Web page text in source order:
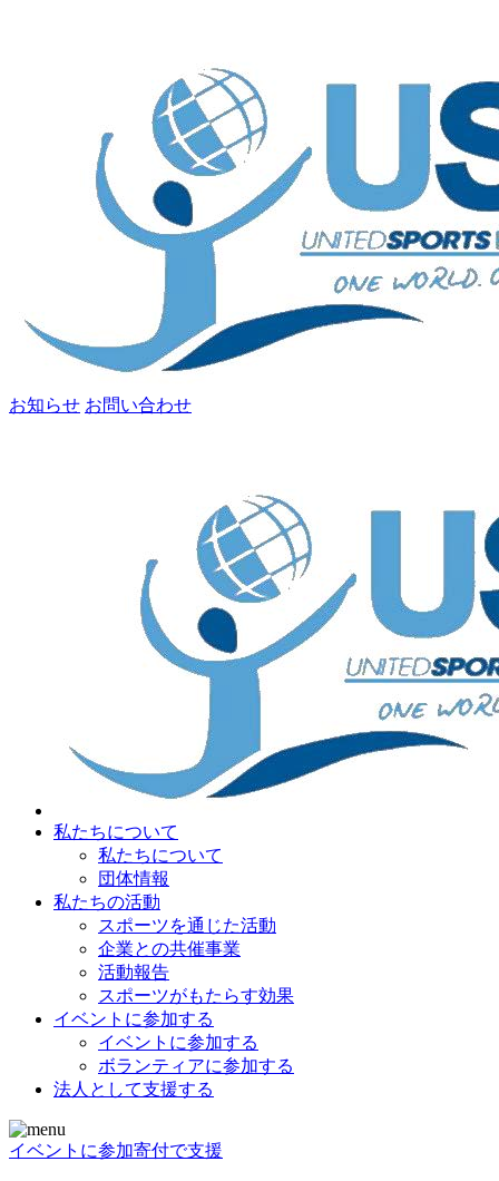
お知らせ お問い合わせ
私たちについて
私たちについて
団体情報
私たちの活動
スポーツを通じた活動
企業との共催事業
活動報告
スポーツがもたらす効果
イベントに参加する
イベントに参加する
ボランティアに参加する
法人として支援する
イベントに参加寄付で支援